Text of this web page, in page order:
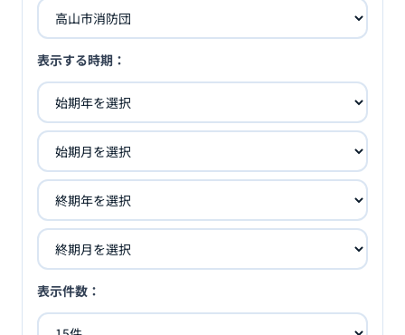
表示する時期：
表示件数：